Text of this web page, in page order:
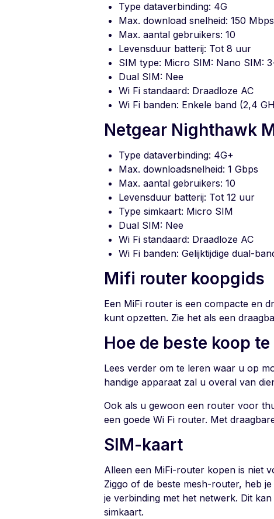
Type dataverbinding: 4G
Max. download snelheid: 150 Mbps
Max. aantal gebruikers: 10
Levensduur batterij: Tot 8 uur
SIM type: Micro SIM: Nano SIM:
Dual SIM: Nee
Wi Fi standaard: Draadloze AC
Wi Fi banden: Enkele band (2,4
Netgear Nighthawk
Type dataverbinding: 4G+
Max. downloadsnelheid: 1 Gbps
Max. aantal gebruikers: 10
Levensduur batterij: Tot 12 uur
Type simkaart: Micro SIM
Dual SIM: Nee
Wi Fi standaard: Draadloze AC
Wi Fi banden: Gelijktijdige dual-
Mifi router koopgids
Een MiFi router is een compacte en
kunt opzetten. Zie het als een
Hoe de beste koop
Lees verder om te leren waar u op
handige apparaat zal u overal van
Ook als u gewoon een router voor
een goede Wi Fi router. Met
SIM-kaart
Alleen een MiFi-router kopen is niet
Ziggo of de beste mesh-router, heb
je verbinding met het netwerk. Dit
simkaart.